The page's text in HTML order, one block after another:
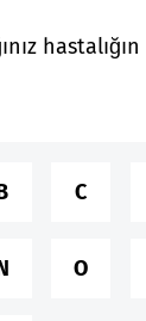
C
O